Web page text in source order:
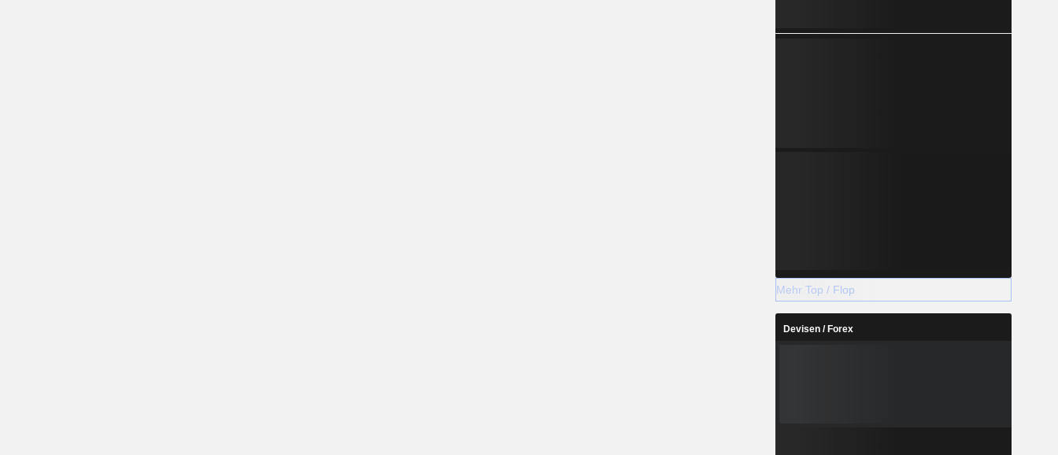
Mehr Top / Flop
Devisen / Forex